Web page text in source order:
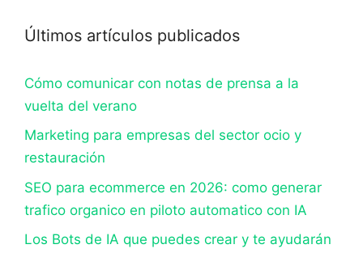
Últimos artículos publicados
Cómo comunicar con notas de prensa a la
vuelta del verano
Marketing para empresas del sector ocio y
restauración
SEO para ecommerce en 2026: como generar
trafico organico en piloto automatico con IA
Los Bots de IA que puedes crear y te ayudarán